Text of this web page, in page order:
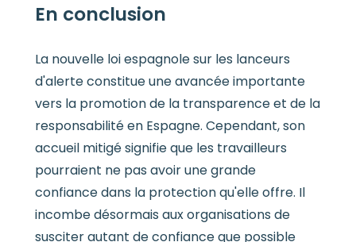
En conclusion
La nouvelle loi espagnole sur les lanceurs
d'alerte constitue une avancée importante
vers la promotion de la transparence et de la
responsabilité en Espagne. Cependant, son
accueil mitigé signifie que les travailleurs
pourraient ne pas avoir une grande
confiance dans la protection qu'elle offre. Il
incombe désormais aux organisations de
susciter autant de confiance que possible